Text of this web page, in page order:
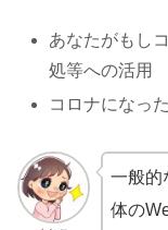
あなたがもし
処等への活用
コロナになっ
一般的
体の